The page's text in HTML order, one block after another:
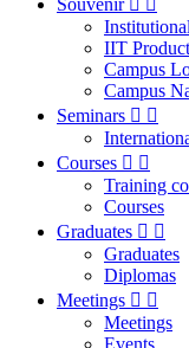
Souvenir  
IIT
Campus
Campus
Seminars  
Courses  
Training
Courses
Graduates  
Graduates
Diplomas
Meetings  
Meetings
Events